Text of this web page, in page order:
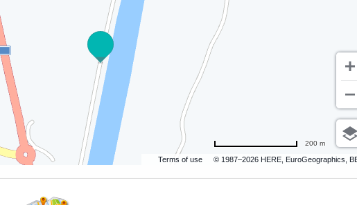
Terms of use © 1987–2026 HERE, EuroGeographics,
200 m